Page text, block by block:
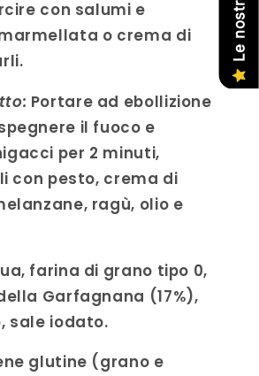
con salumi e
o crema di
Portare ad ebollizione
il fuoco e
per 2 minuti,
con pesto, crema di
ragù, olio e
farina di grano tipo 0,
Garfagnana (17%),
sale iodato.
glutine (grano e